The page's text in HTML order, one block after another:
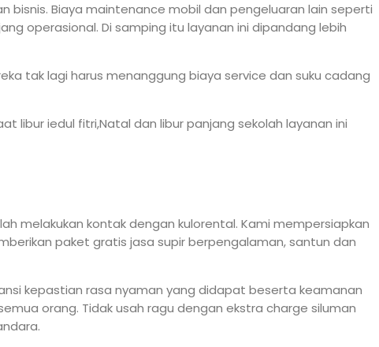
bisnis. Biaya maintenance mobil dan pengeluaran lain seperti
operasional. Di samping itu layanan ini dipandang lebih
tak lagi harus menanggung biaya service dan suku cadang
libur iedul fitri,Natal dan libur panjang sekolah layanan ini
melakukan kontak dengan kulorental. Kami mempersiapkan
paket gratis jasa supir berpengalaman, santun dan
kepastian rasa nyaman yang didapat beserta keamanan
orang. Tidak usah ragu dengan ekstra charge siluman